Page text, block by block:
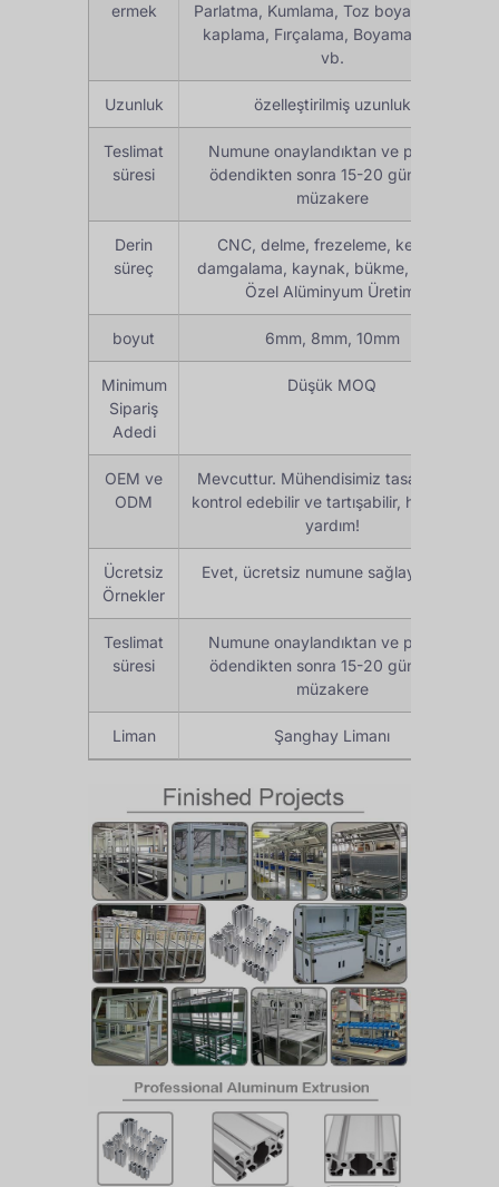
ermek
Parlatma, Kumlama, Toz boya, Gümüş
kaplama, Fırçalama, Boyama, PVDF
vb.
Uzunluk özelleştirilmiş uzunluk
Teslimat
süresi
Numune onaylandıktan ve peşinat
ödendikten sonra 15-20 gün veya
müzakere
Derin
süreç
CNC, delme, frezeleme, kesme,
damgalama, kaynak, bükme, montaj,
Özel Alüminyum Üretimi
boyut 6mm, 8mm, 10mm
Minimum
Sipariş
Adedi
Düşük MOQ
OEM ve
ODM
Mevcuttur. Mühendisimiz tasarımınızı
kontrol edebilir ve tartışabilir, harika bir
yardım!
Ücretsiz
Örnekler
Evet, ücretsiz numune sağlayabiliriz
Teslimat
süresi
Numune onaylandıktan ve peşinat
ödendikten sonra 15-20 gün veya
müzakere
Liman Şanghay Limanı